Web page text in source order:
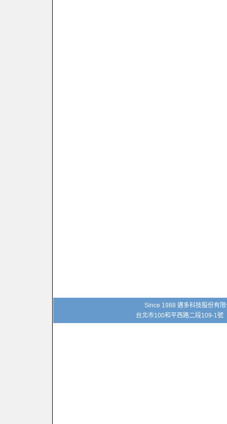
Since 1988 邁多科技股份
台北市100和平西路二段109-1號